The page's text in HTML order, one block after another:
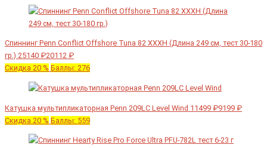
Спиннинг Penn Conflict Offshore Tuna 82 XXXH (Длина 249 см, тест 30-180
гр.) 25140 ₽20112 ₽
Скидка 20 % Баллы: 276
Катушка мультипликаторная Penn 209LC Level Wind 11499 ₽9199 ₽
Скидка 20 % Баллы: 559